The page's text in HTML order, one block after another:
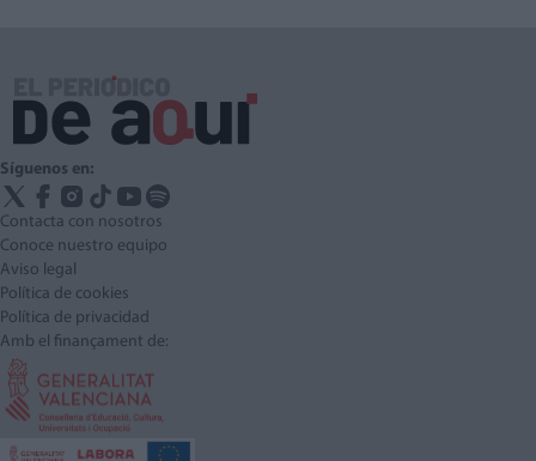
Síguenos en:
Contacta con nosotros
Conoce nuestro equipo
Aviso legal
Política de cookies
Política de privacidad
Amb el finançament de: